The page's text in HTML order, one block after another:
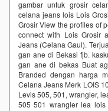
gambar untuk grosir
celana jeans lois Lois
Grosir View the profiles of
connect with Lois Grosir
Jeans (Celana Gaul).
gan ane di Bekasi fjb.
gan ane di bekas Buat
Branded dengan harga
Celana Jeans Merk LOIS
Levis 505, 501, wrangler,
505 501 wrangler lea lois